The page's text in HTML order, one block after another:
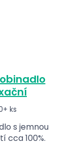
ks
s jemnou
cca 100%.